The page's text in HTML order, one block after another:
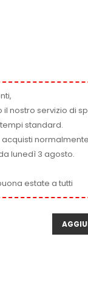
nostro servizio di
standard.
lunedì 3 agosto.
estate a tutti